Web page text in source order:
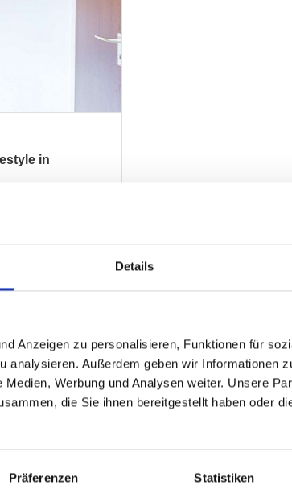
Details
Anzeigen zu personalisieren, Funktionen für
analysieren. Außerdem geben wir Informationen
Werbung und Analysen weiter. Unsere
die Sie ihnen bereitgestellt haben oder
Präferenzen Statistiken
in
Erlangen Illesheim Mühlhausen München Nürnberg
Oberding Haar Cadolzburg Germering Sauerlach /